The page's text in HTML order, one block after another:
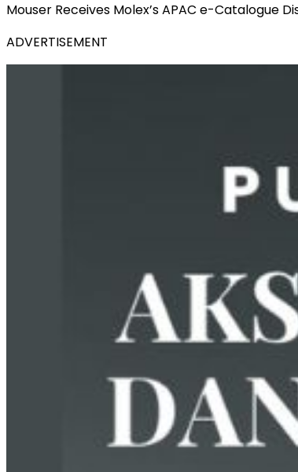
Mouser Receives Molex’s APAC e-Catalogue
ADVERTISEMENT